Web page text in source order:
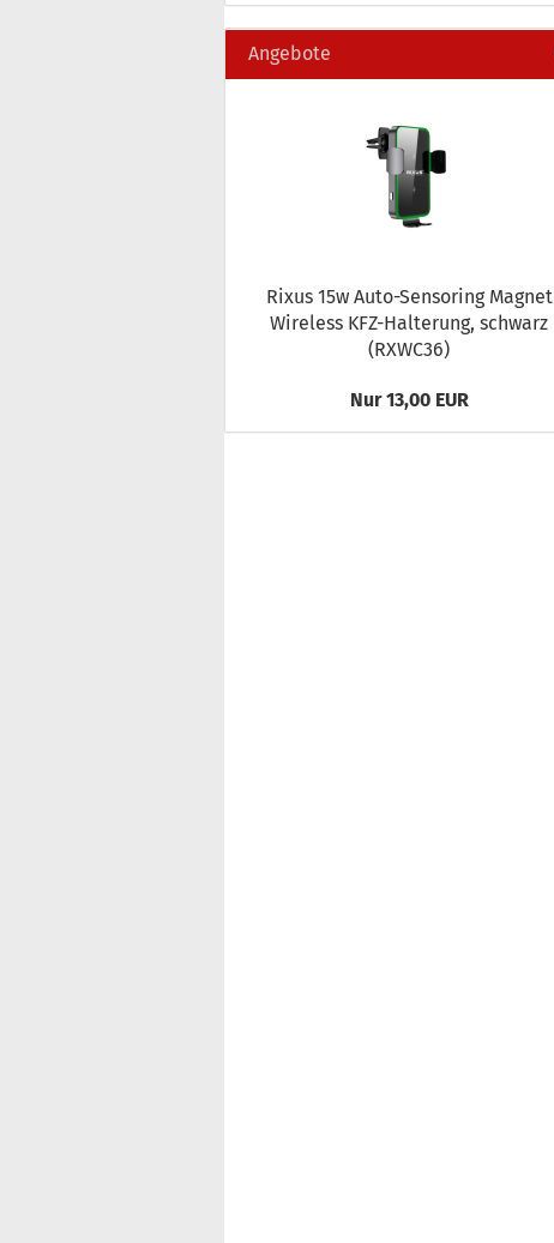
Angebote
Rixus 15w Auto-​Sensoring Ma­gnet
Wire­less KFZ-​Halterung, schwarz
(RXWC36)
Nur 13,00 EUR